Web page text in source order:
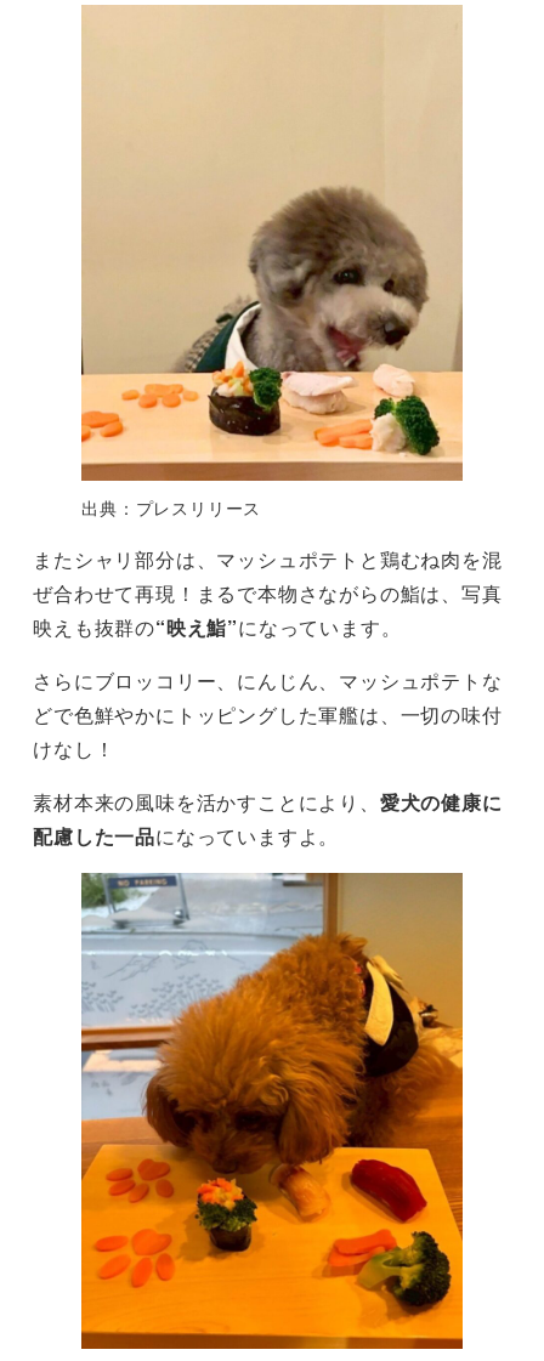
出典：プレスリリース
またシャリ部分は、マッシュポテトと鶏むね肉を混
ぜ合わせて再現！まるで本物さながらの鮨は、写真
映えも抜群の“映え鮨”になっています。
さらにブロッコリー、にんじん、マッシュポテトな
どで色鮮やかにトッピングした軍艦は、一切の味付
けなし！
素材本来の風味を活かすことにより、 愛犬の健康に
配慮した一品になっていますよ。